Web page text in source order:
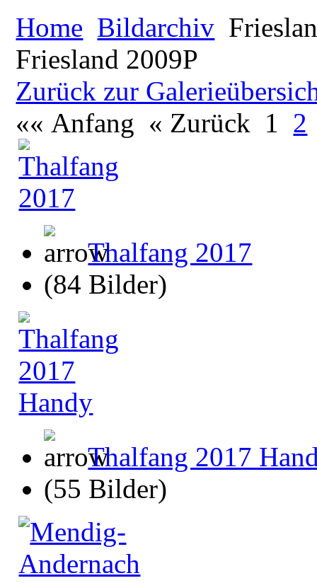
Home Bildarchiv
Friesland 2009P
Zurück zur
«« Anfang « Zurück 1 2
Thalfang 2017
(84 Bilder)
Thalfang 2017
(55 Bilder)